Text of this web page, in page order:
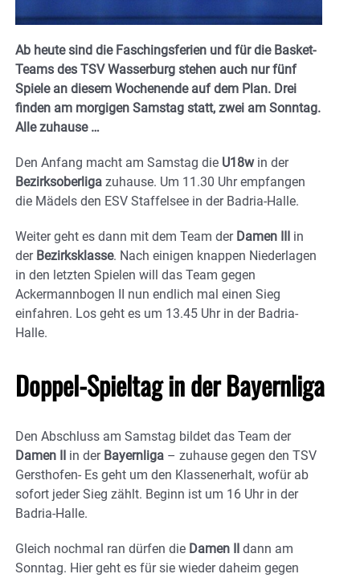
Ab heute sind die Faschingsferien und für die Basket-
Teams des TSV Wasserburg stehen auch nur fünf
Spiele an diesem Wochenende auf dem Plan. Drei
finden am morgigen Samstag statt, zwei am Sonntag.
Alle zuhause …
Den Anfang macht am Samstag die U18win der
Bezirksoberliga zuhause. Um 11.30 Uhr empfangen
die Mädels den ESV Staffelsee in der Badria-Halle.
Weiter geht es dann mit dem Team der Damen III in
der Bezirksklasse. Nach einigen knappen Niederlagen
in den letzten Spielen will das Team gegen
Ackermannbogen II nun endlich mal einen Sieg
einfahren. Los geht es um 13.45 Uhr in der Badria-
Halle.
Doppel-Spieltag in der Bayernliga
Den Abschluss am Samstag bildet das Team der
Damen II in derBayernliga – zuhause gegen den TSV
Gersthofen- Es geht um den Klassenerhalt, wofür ab
sofort jeder Sieg zählt. Beginn ist um 16 Uhr in der
Badria-Halle.
Gleich nochmal ran dürfen die Damen II dann am
Sonntag. Hier geht es für sie wieder daheim gegen